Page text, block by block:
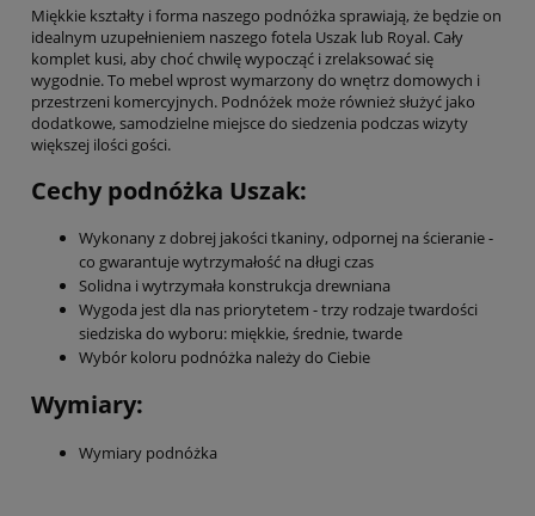
Miękkie kształty i forma naszego podnóżka sprawiają, że będzie on
idealnym uzupełnieniem naszego fotela Uszak lub Royal. Cały
komplet kusi, aby choć chwilę wypocząć i zrelaksować się
wygodnie. To mebel wprost wymarzony do wnętrz domowych i
przestrzeni komercyjnych. Podnóżek może również służyć jako
dodatkowe, samodzielne miejsce do siedzenia podczas wizyty
większej ilości gości.
Cechy podnóżka Uszak:
Wykonany z dobrej jakości tkaniny, odpornej na ścieranie -
co gwarantuje wytrzymałość na długi czas
Solidna i wytrzymała konstrukcja drewniana
Wygoda jest dla nas priorytetem - trzy rodzaje twardości
siedziska do wyboru: miękkie, średnie, twarde
Wybór koloru podnóżka należy do Ciebie
Wymiary:
Wymiary podnóżka